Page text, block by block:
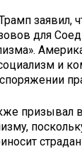
заявил,
для
и
призывал